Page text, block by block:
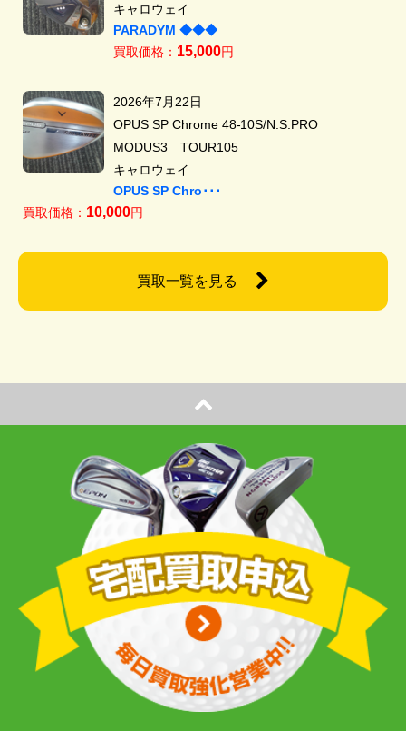
キャロウェイ
PARADYM ◆◆◆
買取価格： 15,000円
2026年7月22日
OPUS SP Chrome 48-10S/N.S.PRO
MODUS3 TOUR105
キャロウェイ
OPUS SP Chro･･･
買取価格： 10,000円
買取一覧を見る